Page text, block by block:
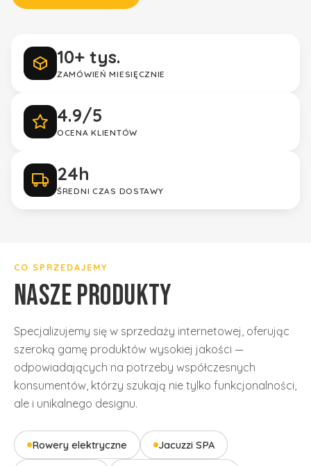
10+ tys.
ZAMÓWIEŃ MIESIĘCZNIE
4.9/5
OCENA KLIENTÓW
24h
ŚREDNI CZAS DOSTAWY
tylko sprawdzone marki
CO SPRZEDAJEMY
NASZE PRODUKTY
Specjalizujemy się w sprzedaży internetowej, oferując
szeroką gamę produktów wysokiej jakości —
odpowiadających na potrzeby współczesnych
konsumentów, którzy szukają nie tylko funkcjonalności,
ale i unikalnego designu.
Rowery elektryczne Jacuzzi SPA